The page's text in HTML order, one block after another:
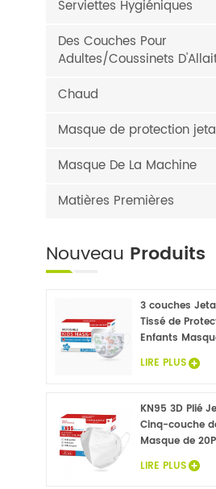
Serviettes Hygiéniques
Des Couches Pour
Adultes/Coussinets
Chaud
Masque de protection
Masque De La Machine
Matières Premières
Nouveau Produits
3 couches
Tissé de
Enfants
LIRE PLUS
KN95 3D Plié
Cinq-couche
Masque de
LIRE PLUS